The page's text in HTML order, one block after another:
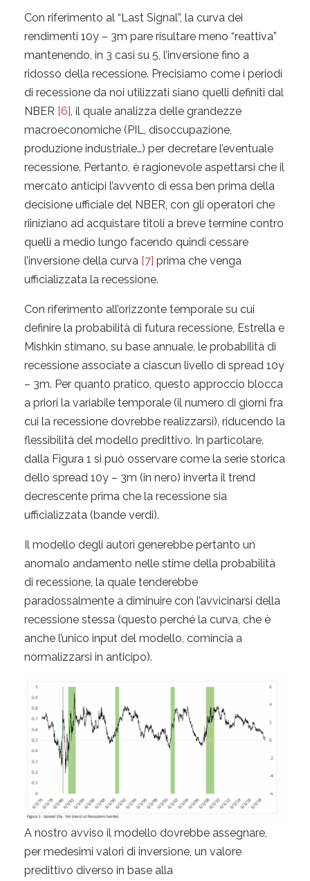
Con riferimento al “Last Signal”, la curva dei
rendimenti 10y – 3m pare risultare meno “reattiva”
mantenendo, in 3 casi su 5, l’inversione fino a
ridosso della recessione. Precisiamo come i periodi
di recessione da noi utilizzati siano quelli definiti dal
NBER [6] , il quale analizza delle grandezze
macroeconomiche (PIL, disoccupazione,
produzione industriale…) per decretare l’eventuale
recessione. Pertanto, è ragionevole aspettarsi che il
mercato anticipi l’avvento di essa ben prima della
decisione ufficiale del NBER, con gli operatori che
riiniziano ad acquistare titoli a breve termine contro
quelli a medio lungo facendo quindi cessare
l’inversione della curva [7] prima che venga
ufficializzata la recessione.
Con riferimento all’orizzonte temporale su cui
definire la probabilità di futura recessione, Estrella e
Mishkin stimano, su base annuale, le probabilità di
recessione associate a ciascun livello di spread 10y
– 3m. Per quanto pratico, questo approccio blocca
a priori la variabile temporale (il numero di giorni fra
cui la recessione dovrebbe realizzarsi), riducendo la
flessibilità del modello predittivo. In particolare,
dalla Figura 1 si può osservare come la serie storica
dello spread 10y – 3m (in nero) inverta il trend
decrescente prima che la recessione sia
ufficializzata (bande verdi).
Il modello degli autori generebbe pertanto un
anomalo andamento nelle stime della probabilità
di recessione, la quale tenderebbe
paradossalmente a diminuire con l’avvicinarsi della
recessione stessa (questo perché la curva, che è
anche l’unico input del modello, comincia a
normalizzarsi in anticipo).
A nostro avviso il modello dovrebbe assegnare,
per medesimi valori di inversione, un valore
predittivo diverso in base alla